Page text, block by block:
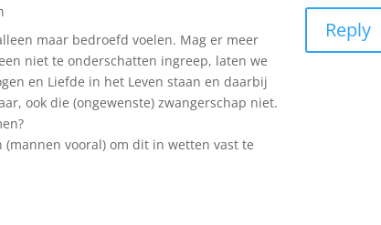
maar bedroefd voelen. Mag er meer
niet te onderschatten ingreep, laten we
en Liefde in het Leven staan en daarbij
ook die (ongewenste) zwangerschap niet.
vooral) om dit in wetten vast te
Reply